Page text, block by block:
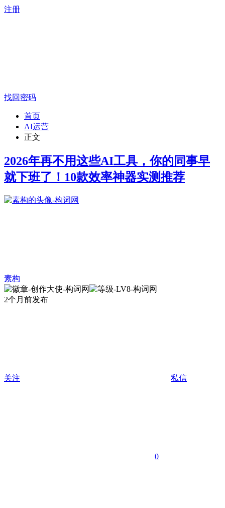
注册
找回密码
首页
AI运营
正文
2026年再不用这些AI工具，你的同事早
就下班了！10款效率神器实测推荐
素构
2个月前发布
关注 私信
0